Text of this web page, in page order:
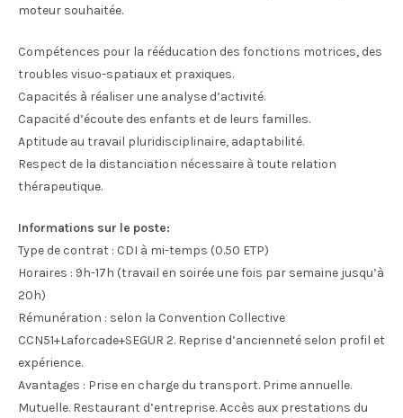
moteur souhaitée.
Compétences pour la rééducation des fonctions motrices, des
troubles visuo-spatiaux et praxiques.
Capacités à réaliser une analyse d’activité.
Capacité d’écoute des enfants et de leurs familles.
Aptitude au travail pluridisciplinaire, adaptabilité.
Respect de la distanciation nécessaire à toute relation
thérapeutique.
Informations sur le poste:
Type de contrat : CDI à mi-temps (0.50 ETP)
Horaires : 9h-17h (travail en soirée une fois par semaine jusqu’à
20h)
Rémunération : selon la Convention Collective
CCN51+Laforcade+SEGUR 2. Reprise d’ancienneté selon profil et
expérience.
Avantages : Prise en charge du transport. Prime annuelle.
Mutuelle. Restaurant d’entreprise. Accès aux prestations du